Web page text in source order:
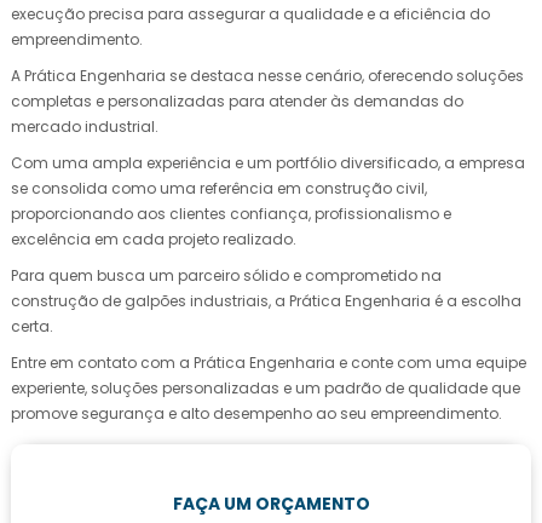
execução precisa para assegurar a qualidade e a eficiência do
empreendimento.
A Prática Engenharia se destaca nesse cenário, oferecendo soluções
completas e personalizadas para atender às demandas do
mercado industrial.
Com uma ampla experiência e um portfólio diversificado, a empresa
se consolida como uma referência em construção civil,
proporcionando aos clientes confiança, profissionalismo e
excelência em cada projeto realizado.
Para quem busca um parceiro sólido e comprometido na
construção de galpões industriais, a Prática Engenharia é a escolha
certa.
Entre em contato com a Prática Engenharia e conte com uma equipe
experiente, soluções personalizadas e um padrão de qualidade que
promove segurança e alto desempenho ao seu empreendimento.
FAÇA UM ORÇAMENTO